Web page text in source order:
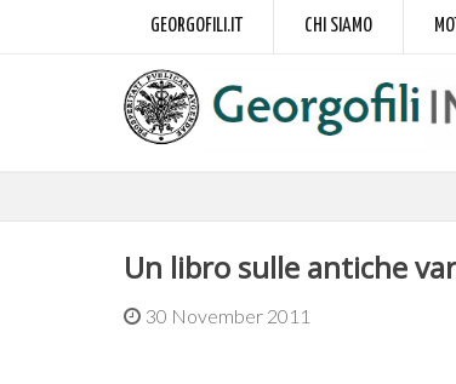
GEORGOFILI.IT CHI SIAMO
Un libro sulle antiche
30 November 2011